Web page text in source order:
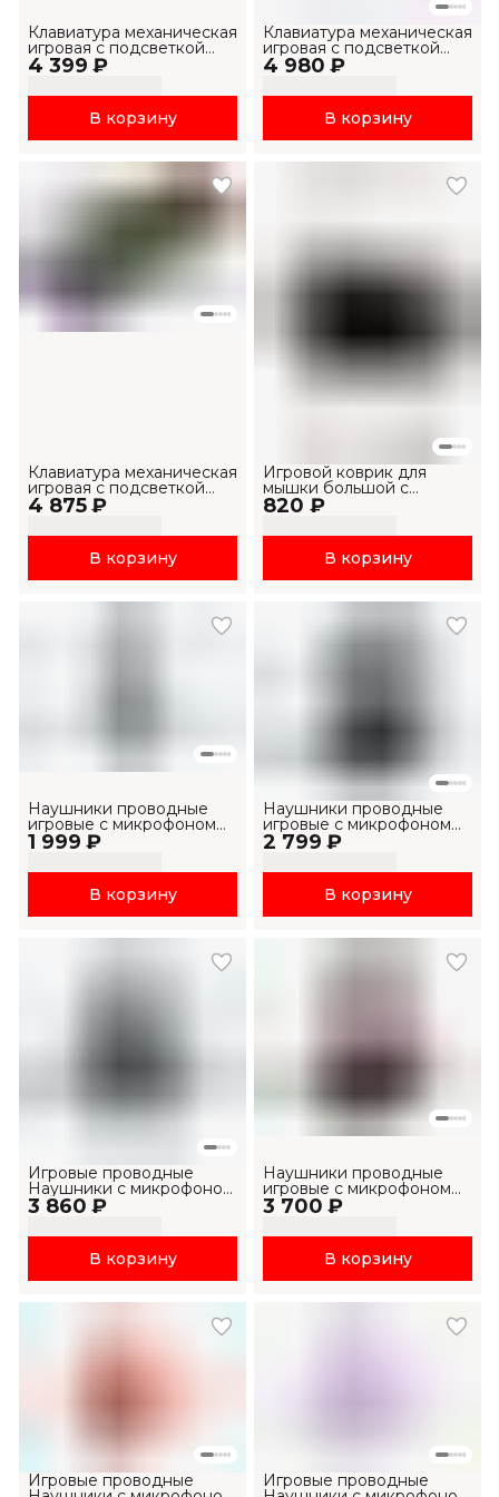
4 399 ₽
Клавиатура механическая
игровая с подсветкой
RGB
В корзину
4 980 ₽
Клавиатура механическая
игровая с подсветкой
KB884L-RU
В корзину
4 875 ₽
Клавиатура механическая
игровая с подсветкой
KB875L-RU
В корзину
820 ₽
Игровой коврик для
мышки большой с
подсветкой RGB MP901
В корзину
1 999 ₽
Наушники проводные
игровые с микрофоном
H2038U
В корзину
2 799 ₽
Наушники проводные
игровые с микрофоном
H2007U
В корзину
3 860 ₽
Игровые проводные
Наушники с микрофоном
Havit HV-H2002p
В корзину
3 700 ₽
Наушники проводные
игровые с микрофоном
H2002E Pro
В корзину
Игровые проводные Игровые проводные